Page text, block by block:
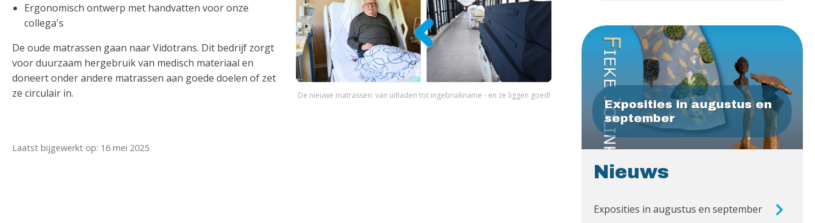
Ergonomisch ontwerp met handvatten voor onze
collega's
De oude matrassen gaan naar Vidotrans. Dit bedrijf zorgt
voor duurzaam hergebruik van medisch materiaal en
doneert onder andere matrassen aan goede doelen of zet
ze circulair in.
De nieuwe matrassen: van uitladen tot ingebruikname - en ze liggen goed!
Laatst bijgewerkt op: 16 mei 2025
Exposities in augustus en
september
Nieuws
Exposities in augustus en september